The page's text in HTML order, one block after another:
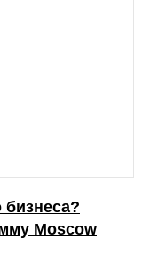
бизнеса?
Moscow